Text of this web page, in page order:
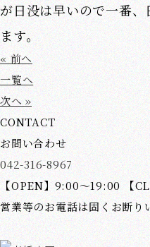
が日没は早いので一番、
ます。
« 前へ
一覧へ
次へ »
CONTACT
お問い合わせ
042-316-8967
【OPEN】9:00～19:00 【
営業等のお電話は固くお断り